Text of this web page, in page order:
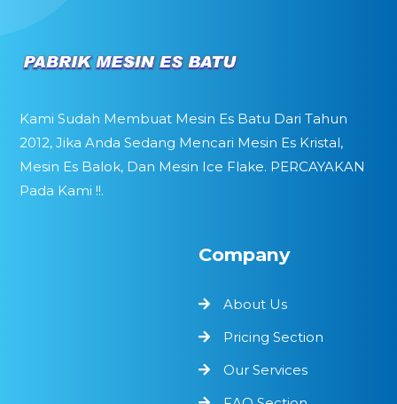
Kami Sudah Membuat Mesin Es Batu Dari Tahun
2012, Jika Anda Sedang Mencari Mesin Es Kristal,
Mesin Es Balok, Dan Mesin Ice Flake. PERCAYAKAN
Pada Kami !!.
Company
About Us
Pricing Section
Our Services